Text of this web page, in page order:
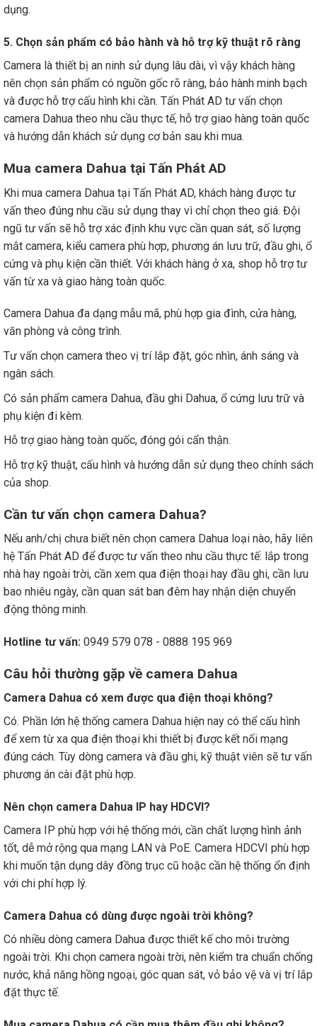
dụng.
5. Chọn sản phẩm có bảo hành và hỗ trợ kỹ thuật rõ ràng
Camera là thiết bị an ninh sử dụng lâu dài, vì vậy khách hàng
nên chọn sản phẩm có nguồn gốc rõ ràng, bảo hành minh bạch
và được hỗ trợ cấu hình khi cần. Tấn Phát AD tư vấn chọn
camera Dahua theo nhu cầu thực tế, hỗ trợ giao hàng toàn quốc
và hướng dẫn khách sử dụng cơ bản sau khi mua.
Mua camera Dahua tại Tấn Phát AD
Khi mua camera Dahua tại Tấn Phát AD, khách hàng được tư
vấn theo đúng nhu cầu sử dụng thay vì chỉ chọn theo giá. Đội
ngũ tư vấn sẽ hỗ trợ xác định khu vực cần quan sát, số lượng
mắt camera, kiểu camera phù hợp, phương án lưu trữ, đầu ghi, ổ
cứng và phụ kiện cần thiết. Với khách hàng ở xa, shop hỗ trợ tư
vấn từ xa và giao hàng toàn quốc.
Camera Dahua đa dạng mẫu mã, phù hợp gia đình, cửa hàng,
văn phòng và công trình.
Tư vấn chọn camera theo vị trí lắp đặt, góc nhìn, ánh sáng và
ngân sách.
Có sản phẩm camera Dahua, đầu ghi Dahua, ổ cứng lưu trữ và
phụ kiện đi kèm.
Hỗ trợ giao hàng toàn quốc, đóng gói cẩn thận.
Hỗ trợ kỹ thuật, cấu hình và hướng dẫn sử dụng theo chính sách
của shop.
Cần tư vấn chọn camera Dahua?
Nếu anh/chị chưa biết nên chọn camera Dahua loại nào, hãy liên
hệ Tấn Phát AD để được tư vấn theo nhu cầu thực tế: lắp trong
nhà hay ngoài trời, cần xem qua điện thoại hay đầu ghi, cần lưu
bao nhiêu ngày, cần quan sát ban đêm hay nhận diện chuyển
động thông minh.
Hotline tư vấn: 0949 579 078 - 0888 195 969
Câu hỏi thường gặp về camera Dahua
Camera Dahua có xem được qua điện thoại không?
Có. Phần lớn hệ thống camera Dahua hiện nay có thể cấu hình
để xem từ xa qua điện thoại khi thiết bị được kết nối mạng
đúng cách. Tùy dòng camera và đầu ghi, kỹ thuật viên sẽ tư vấn
phương án cài đặt phù hợp.
Nên chọn camera Dahua IP hay HDCVI?
Camera IP phù hợp với hệ thống mới, cần chất lượng hình ảnh
tốt, dễ mở rộng qua mạng LAN và PoE. Camera HDCVI phù hợp
khi muốn tận dụng dây đồng trục cũ hoặc cần hệ thống ổn định
với chi phí hợp lý.
Camera Dahua có dùng được ngoài trời không?
Có nhiều dòng camera Dahua được thiết kế cho môi trường
ngoài trời. Khi chọn camera ngoài trời, nên kiểm tra chuẩn chống
nước, khả năng hồng ngoại, góc quan sát, vỏ bảo vệ và vị trí lắp
đặt thực tế.